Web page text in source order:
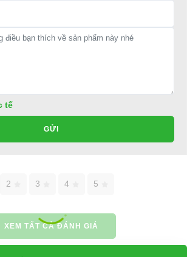
260 ( Châu ) - 093 211 3677 ( Phú )
tế
GỬI
2 3 4 5
XEM TẤT CẢ ĐÁNH GIÁ